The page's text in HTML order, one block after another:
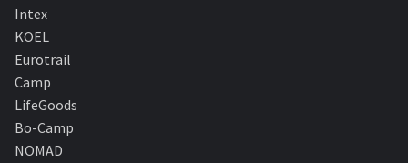
Intex
KOEL
Eurotrail
Camp
LifeGoods
Bo-Camp
NOMAD